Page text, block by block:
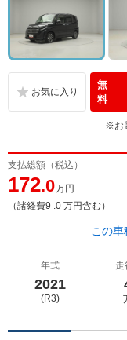
無
料
※お
支払総額（税込）
172.0万円
（諸経費9 .0 万円含む）
この車
年式
2021
(R3)
走